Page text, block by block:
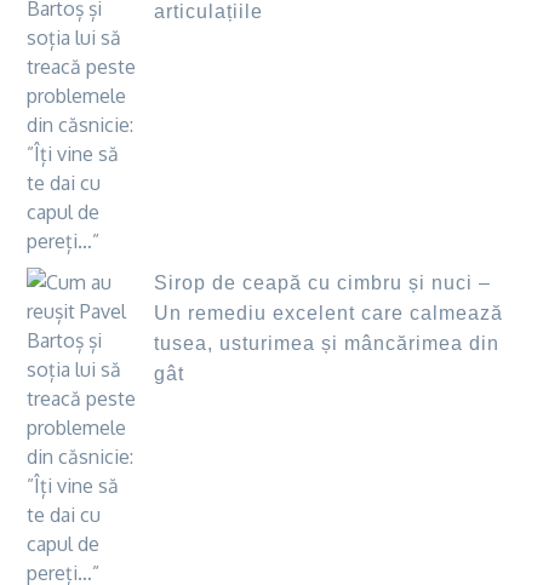
articulațiile
Sirop de ceapă cu cimbru și nuci –
Un remediu excelent care calmează
tusea, usturimea și mâncărimea din
gât